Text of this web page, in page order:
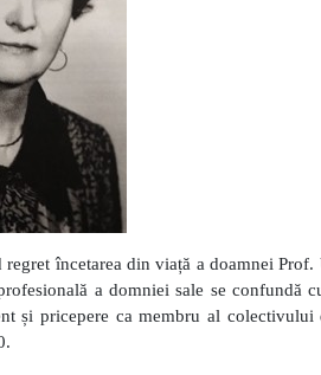
încetarea din viață a doamnei
a domniei sale se confundă
și pricepere ca membru al colectivului